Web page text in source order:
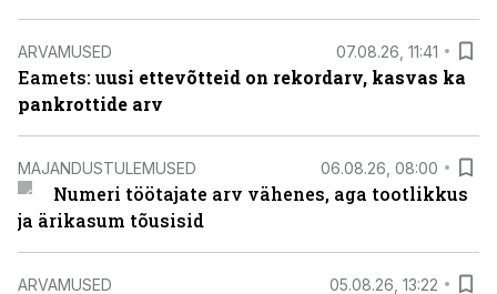
ARVAMUSED 07.08.26, 11:41
Eamets: uusi ettevõtteid on rekordarv, kasvas ka
pankrottide arv
MAJANDUSTULEMUSED 06.08.26, 08:00
Numeri töötajate arv vähenes, aga tootlikkus
ja ärikasum tõusisid
ARVAMUSED 05.08.26, 13:22